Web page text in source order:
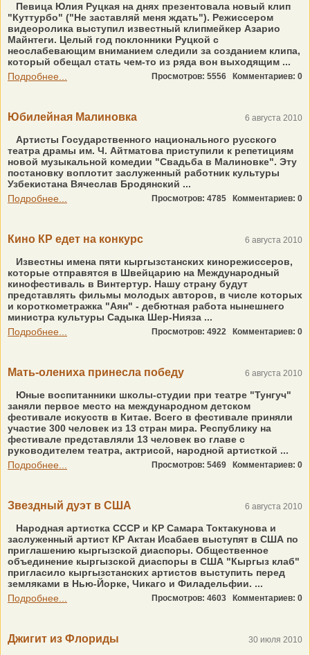
Певица Юлия Руцкая на днях презентовала новый клип
"Куттурбо" ("Не заставляй меня ждать"). Режиссером
видеоролика выступил известный клипмейкер Азарио
Майнтеги. Целый год поклонники Руцкой с
неослабевающим вниманием следили за созданием клипа,
который обещал стать чем-то из ряда вон выходящим ...
Подробнее...
Просмотров: 5556 Комментариев: 0
Юбилейная Малиновка 6 августа 2010
Артисты Государственного национального русского
театра драмы им. Ч. Айтматова приступили к репетициям
новой музыкальной комедии "Свадьба в Малиновке". Эту
постановку воплотит заслуженный работник культуры
Узбекистана Вячеслав Бродянский ...
Подробнее...
Просмотров: 4785 Комментариев: 0
Кино КР едет на конкурс 6 августа 2010
Известны имена пяти кыргызстанских кинорежиссеров,
которые отправятся в Швейцарию на Международный
кинофестиваль в Винтертур. Нашу страну будут
представлять фильмы молодых авторов, в числе которых
и короткометражка "Аян" - дебютная работа нынешнего
министра культуры Садыка Шер-Нияза ...
Подробнее...
Просмотров: 4922 Комментариев: 0
Мать-олениха принесла победу 6 августа 2010
Юные воспитанники школы-студии при театре "Тунгуч"
заняли первое место на международном детском
фестивале искусств в Китае. Всего в фестивале приняли
участие 300 человек из 13 стран мира. Республику на
фестивале представляли 13 человек во главе с
руководителем театра, актрисой, народной артисткой ...
Подробнее...
Просмотров: 5469 Комментариев: 0
Звездный дуэт в США 6 августа 2010
Народная артистка СССР и КР Самара Токтакунова и
заслуженный артист КР Актан Исабаев выступят в США по
приглашению кыргызской диаспоры. Общественное
объединение кыргызской диаспоры в США "Кыргыз клаб"
пригласило кыргызстанских артистов выступить перед
земляками в Нью-Йорке, Чикаго и Филадельфии. ...
Подробнее...
Просмотров: 4603 Комментариев: 0
Джигит из Флориды 30 июля 2010